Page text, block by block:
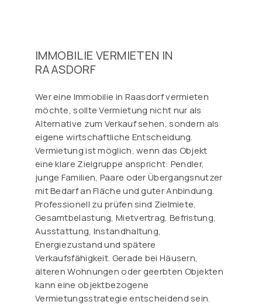
IMMOBILIE VERMIETEN IN
RAASDORF
Wer eine Immobilie in Raasdorf vermieten
möchte, sollte Vermietung nicht nur als
Alternative zum Verkauf sehen, sondern als
eigene wirtschaftliche Entscheidung.
Vermietung ist möglich, wenn das Objekt
eine klare Zielgruppe anspricht: Pendler,
junge Familien, Paare oder Übergangsnutzer
mit Bedarf an Fläche und guter Anbindung.
Professionell zu prüfen sind Zielmiete,
Gesamtbelastung, Mietvertrag, Befristung,
Ausstattung, Instandhaltung,
Energiezustand und spätere
Verkaufsfähigkeit. Gerade bei Häusern,
älteren Wohnungen oder geerbten Objekten
kann eine objektbezogene
Vermietungsstrategie entscheidend sein.